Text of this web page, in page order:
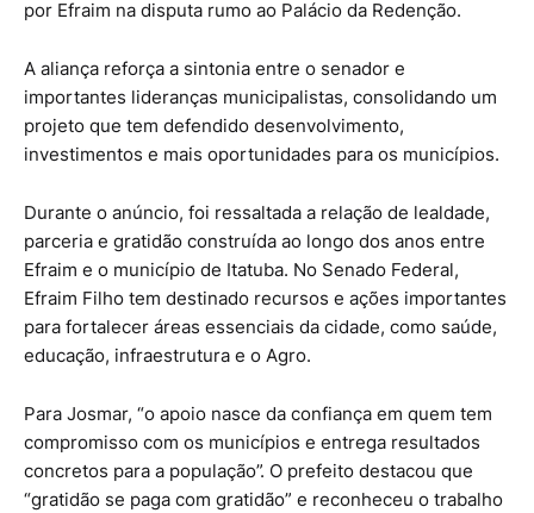
por Efraim na disputa rumo ao Palácio da Redenção.
A aliança reforça a sintonia entre o senador e
importantes lideranças municipalistas, consolidando um
projeto que tem defendido desenvolvimento,
investimentos e mais oportunidades para os municípios.
Durante o anúncio, foi ressaltada a relação de lealdade,
parceria e gratidão construída ao longo dos anos entre
Efraim e o município de Itatuba. No Senado Federal,
Efraim Filho tem destinado recursos e ações importantes
para fortalecer áreas essenciais da cidade, como saúde,
educação, infraestrutura e o Agro.
Para Josmar, “o apoio nasce da confiança em quem tem
compromisso com os municípios e entrega resultados
concretos para a população”. O prefeito destacou que
“gratidão se paga com gratidão” e reconheceu o trabalho